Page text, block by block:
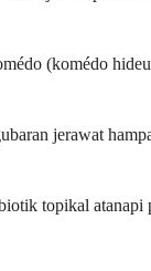
(komédo
jerawat
topikal